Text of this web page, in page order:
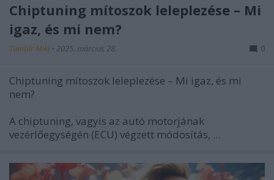
Chiptuning mítoszok leleplezése – Mi
igaz, és mi nem?
Tumblr Miki • 2025. március 28. 0
Chiptuning mítoszok leleplezése – Mi igaz, és mi
nem?
A chiptuning, vagyis az autó motorjának
vezérlőegységén (ECU) végzett módosítás, ...